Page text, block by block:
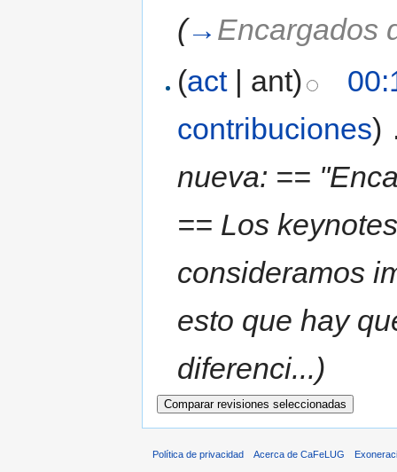
(→ Encargados
(act| ant)
contribuciones)
nueva: ==
== Los
consideramos
esto que hay
diferenci...)
Política de privacidad Acerca de CaFeLUG